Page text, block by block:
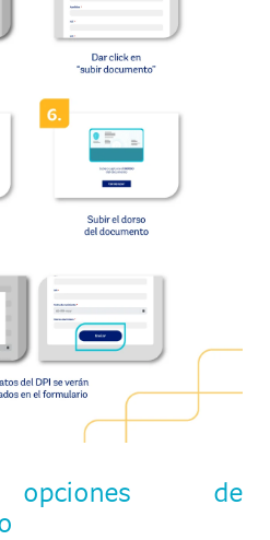
opciones de